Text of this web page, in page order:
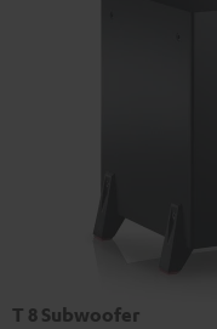
T 8 Subwoofer